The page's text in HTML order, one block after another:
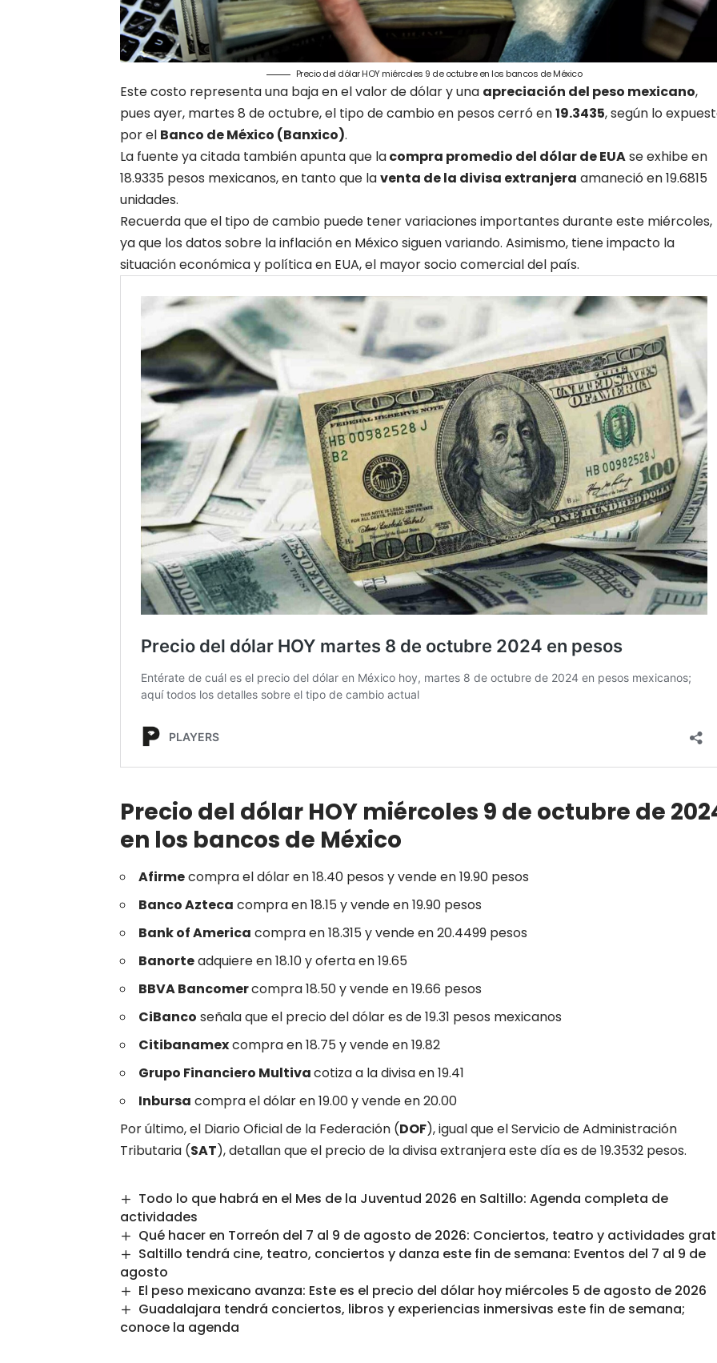
Precio del dólar HOY miércoles 9 de octubre en los bancos de México
Este costo representa una baja en el valor de dólar y una apreciación del peso mexicano,
pues ayer, martes 8 de octubre, el tipo de cambio en pesos cerró en19.3435, según lo
por el Banco de México (Banxico).
La fuente ya citada también apunta que lacompra promedio del dólar de EUAse exhibe en
18.9335 pesos mexicanos, en tanto que laventa de la divisa extranjera amaneció en 19.6815
unidades.
Recuerda que el tipo de cambio puede tener variaciones importantes durante este miércoles,
ya que los datos sobre la inflación en México siguen variando. Asimismo, tiene impacto la
situación económica y política en EUA, el mayor socio comercial del país.
Precio del dólar HOY miércoles 9 de octubre de
en los bancos de México
Afirmecompra el dólar en 18.40 pesos y vende en 19.90 pesos
Banco Azteca compra en 18.15 y vende en 19.90 pesos
Bank of America compra en 18.315 y vende en 20.4499 pesos
Banorteadquiere en 18.10 y oferta en 19.65
BBVA Bancomercompra 18.50 y vende en 19.66 pesos
CiBanco señala que el precio del dólar es de 19.31 pesos mexicanos
Citibanamexcompra en 18.75 y vende en 19.82
Grupo Financiero Multivacotiza a la divisa en 19.41
Inbursa compra el dólar en 19.00 y vende en 20.00
Por último, el Diario Oficial de la Federación (DOF), igual que el Servicio de Administración
Tributaria (SAT), detallan que el precio de la divisa extranjera este día es de 19.3532 pesos.
Todo lo que habrá en el Mes de la Juventud 2026 en Saltillo: Agenda completa de
actividades
Qué hacer en Torreón del 7 al 9 de agosto de 2026: Conciertos, teatro y actividades
Saltillo tendrá cine, teatro, conciertos y danza este fin de semana: Eventos del 7 al 9 de
agosto
El peso mexicano avanza: Este es el precio del dólar hoy miércoles 5 de agosto de 2026
Guadalajara tendrá conciertos, libros y experiencias inmersivas este fin de semana;
conoce la agenda